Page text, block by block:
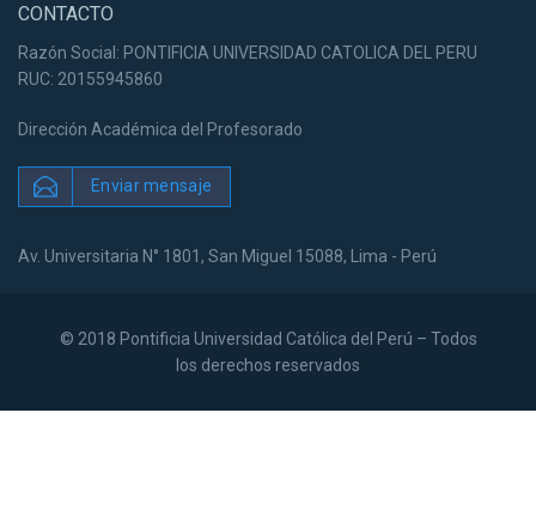
CONTACTO
Razón Social: PONTIFICIA UNIVERSIDAD CATOLICA DEL PERU
RUC: 20155945860
Dirección Académica del Profesorado
Enviar mensaje
Av. Universitaria N° 1801, San Miguel 15088, Lima - Perú
© 2018 Pontificia Universidad Católica del Perú – Todos
los derechos reservados